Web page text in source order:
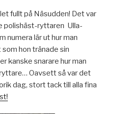
fullt på Näsudden! Det var
polishäst-ryttaren Ulla-
numera lär ut hur man
hon tränade sin
kanske snarare hur man
Oavsett så var det
dag, stort tack till alla fina